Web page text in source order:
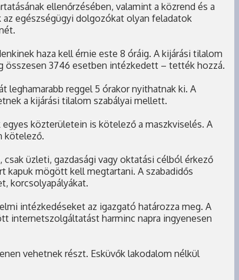
ellenőrzésében, valamint a közrend és a
egészségügyi dolgozókat olyan feladatok
haza kell érnie este 8 óráig. A kijárási tilalom
összesen 3746 esetben intézkedett – tették hozzá.
leghamarabb reggel 5 órakor nyithatnak ki. A
a kijárási tilalom szabályai mellett.
közterületein is kötelező a maszkviselés. A
kötelező.
üzleti, gazdasági vagy oktatási célból érkező
kapuk mögött kell megtartani. A szabadidős
korcsolyapályákat.
intézkedéseket az igazgató határozza meg. A
internetszolgáltatást harminc napra ingyenesen
vehetnek részt. Esküvők lakodalom nélkül